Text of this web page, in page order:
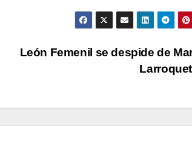
León Femenil se despide de